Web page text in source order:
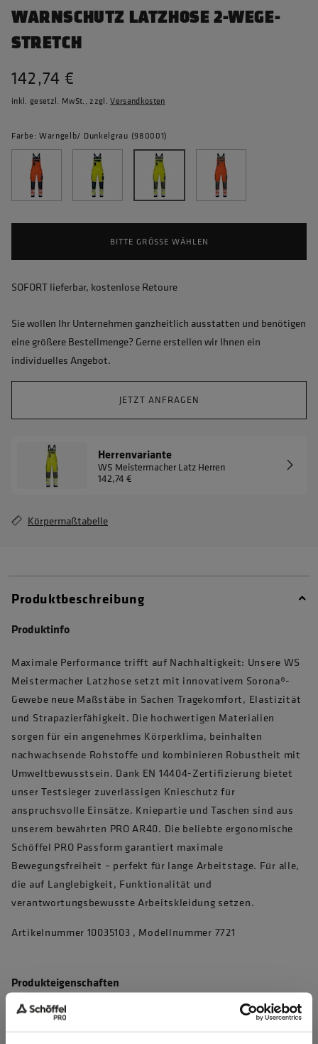
WARNSCHUTZ LATZHOSE 2-WEGE-
STRETCH
142,74 €
inkl. gesetzl. MwSt., zzgl.Versandkosten
Farbe: Warngelb/ Dunkelgrau (980001)
BITTE GRÖSSE WÄHLEN
SOFORT lieferbar, kostenlose Retoure
Sie wollen Ihr Unternehmen ganzheitlich ausstatten und benötigen
eine größere Bestellmenge? Gerne erstellen wir Ihnen ein
individuelles Angebot.
JETZT ANFRAGEN
Herrenvariante
WS Meistermacher Latz Herren
142,74 €
Körpermaßtabelle
Produktbeschreibung
Produktinfo
Maximale Performance trifft auf Nachhaltigkeit: Unsere WS
Meistermacher Latzhose setzt mit innovativem Sorona®-
Gewebe neue Maßstäbe in Sachen Tragekomfort, Elastizität
und Strapazierfähigkeit. Die hochwertigen Materialien
sorgen für ein angenehmes Körperklima, beinhalten
nachwachsende Rohstoffe und kombinieren Robustheit mit
Umweltbewusstsein. Dank EN 14404-Zertifizierung bietet
unser Testsieger zuverlässigen Knieschutz für
anspruchsvolle Einsätze. Kniepartie und Taschen sind aus
unserem bewährten PRO AR40. Die beliebte ergonomische
Schöffel PRO Passform garantiert maximale
Bewegungsfreiheit – perfekt für lange Arbeitstage. Für alle,
die auf Langlebigkeit, Funktionalität und
verantwortungsbewusste Arbeitskleidung setzen.
Artikelnummer 10035103 , Modellnummer 7721
Produkteigenschaften
4D Body Mapping für beste Performance